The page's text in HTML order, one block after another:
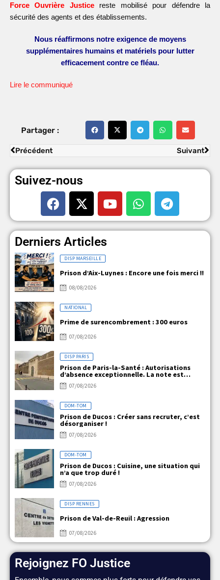
Force Ouvrière Justice reste mobilisé pour défendre la
sécurité des agents et des établissements.
Nous réaffirmons notre exigence de moyens
supplémentaires humains et matériels pour lutter
efficacement contre ce fléau.
Lire le communiqué
Partager :
Précédent Suivant
Suivez-nous
Derniers Articles
DISP MARSEILLE
Prison d’Aix-Luynes : Encore une fois merci !!
08/08/2026
NATIONAL
Prime de surencombrement : 300 euros
07/08/2026
DISP PARIS
Prison de Paris-la-Santé : Autorisations
d’absence exceptionnelle. La note est
claire, mais la réalité ne l’est pas !
07/08/2026
DOM-TOM
Prison de Ducos : Créer sans recruter, c’est
désorganiser !
07/08/2026
DOM-TOM
Prison de Ducos : Cuisine, une situation qui
n’a que trop duré !
07/08/2026
DISP RENNES
Prison de Val-de-Reuil : Agression
07/08/2026
Rejoignez FO Justice